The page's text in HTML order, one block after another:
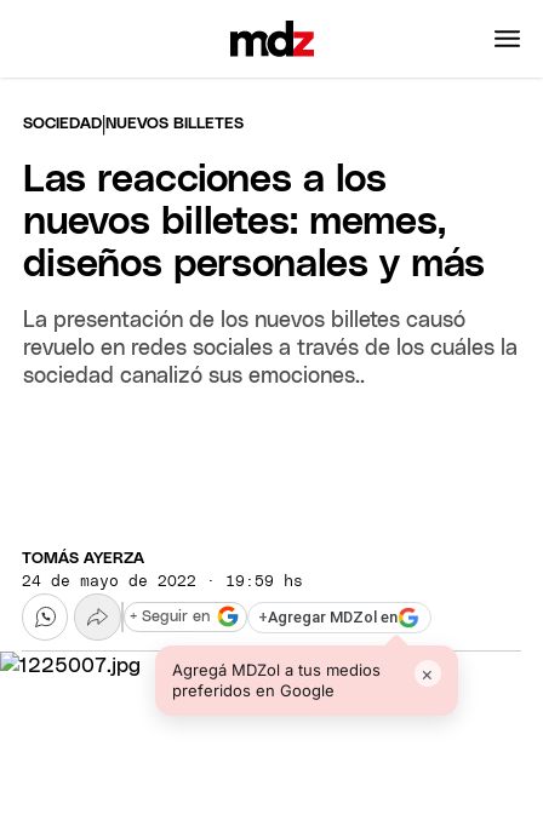
SOCIEDAD |NUEVOS BILLETES
Las reacciones a los
nuevos billetes: memes,
diseños personales y más
La presentación de los nuevos billetes causó
revuelo en redes sociales a través de los cuáles la
sociedad canalizó sus emociones..
TOMÁS AYERZA
24 de mayo de 2022 · 19:59 hs
+Agregar MDZol en
Agregá MDZol a tus medios
preferidos en Google
×
+ Seguir en